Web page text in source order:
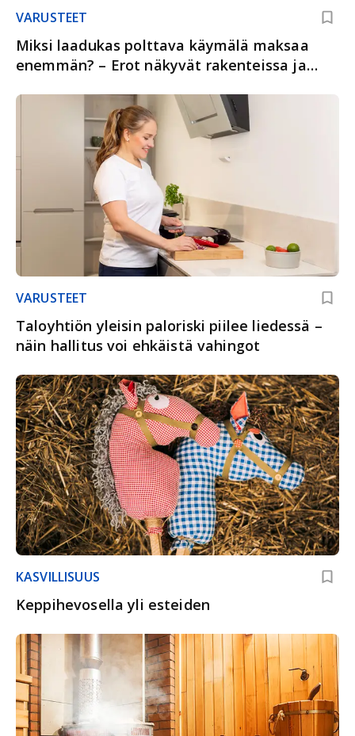
VARUSTEET
Miksi laadukas polttava käymälä maksaa
enemmän? – Erot näkyvät rakenteissa ja
VARUSTEET
Taloyhtiön yleisin paloriski piilee liedessä –
näin hallitus voi ehkäistä vahingot
KASVILLISUUS
Keppihevosella yli esteiden